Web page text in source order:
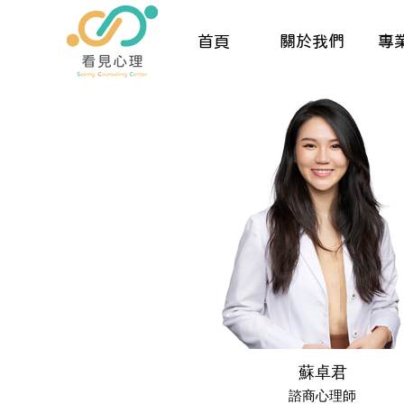
首頁 關於我們 專
蘇卓君
諮商心理師